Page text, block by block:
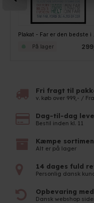
På lager
Fri fragt til
v. køb over 999,- /
Dag-til-dag
Bestil inden kl. 11
Kæmpe
Alt er på lager
14 dages fuld
Personlig dansk
Opbevaring
Dansk webshop